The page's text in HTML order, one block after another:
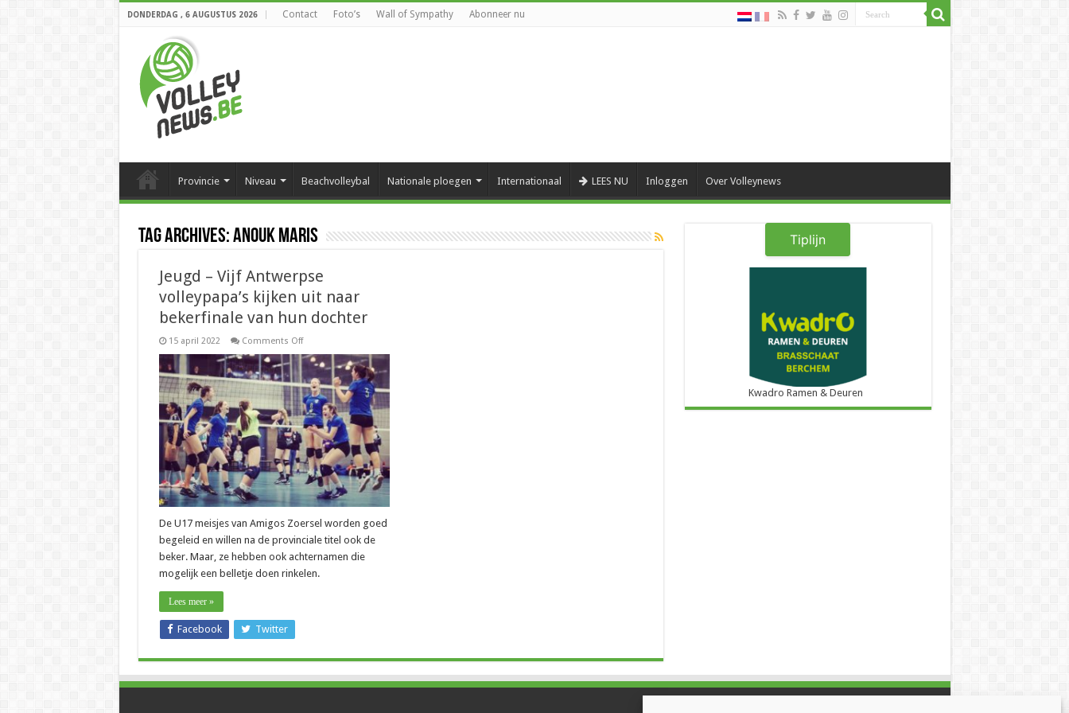
DONDERDAG , 6 AUGUSTUS 2026 Contact Foto’s Wall of Sympathy Abonneer nu
Provincie Niveau Beachvolleybal Nationale ploegen Internationaal LEES NU Inloggen Over Volleynews
Tag Archives:Anouk Maris
Jeugd – Vijf Antwerpse
volleypapa’s kijken uit naar
bekerfinale van hun dochter
15 april 2022 Comments Offon
–
Antwerpse
volleypapa’s
kijken
uit
naar
bekerfinale
van
hun
dochter
De U17 meisjes van Amigos Zoersel worden goed
begeleid en willen na de provinciale titel ook de
beker. Maar, ze hebben ook achternamen die
mogelijk een belletje doen rinkelen.
Lees meer »
Facebook Twitter
Tiplijn
Kwadro Ramen & Deuren